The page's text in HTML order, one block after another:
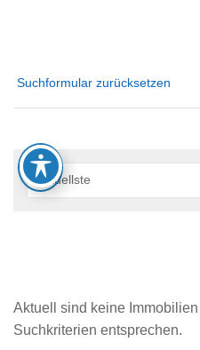
Suchformular zurücksetzen
Aktuell sind keine
Suchkriterien entsprechen.